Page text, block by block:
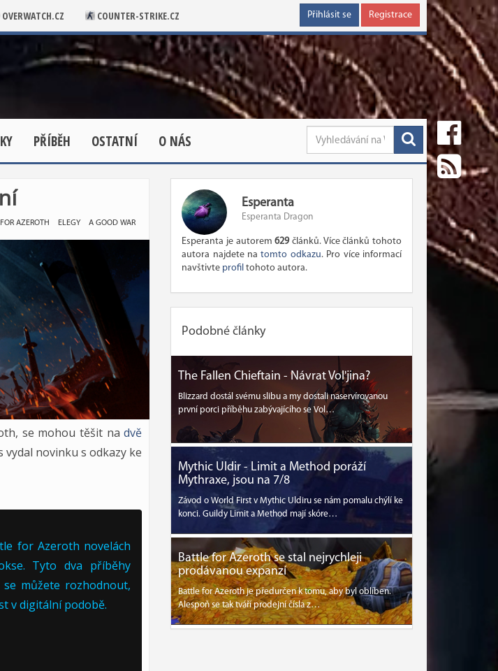
OVERWATCH.CZ COUNTER-STRIKE.CZ Přihlásit se Registrace
PŘÍBĚH OSTATNÍ O NÁS
AZEROTH ELEGY A GOOD WAR
se mohou těšit nadvě
novinku s odkazy ke
for Azeroth novelách
Tyto dva příběhy
můžete rozhodnout,
v digitální podobě.
Esperanta
Esperanta Dragon
Esperanta je autorem629článků. Více článků tohoto
autora najdete natomto odkazu. Pro více informací
navštivte profil tohoto autora.
Podobné články
The Fallen Chieftain - Návrat Vol'jina?
Blizzard dostál svému slibu a my dostali naservírovanou
první porci příběhu zabývajícího se Vol…
Mythic Uldir - Limit a Method poráží
Mythraxe, jsou na 7/8
Závod o World First v Mythic Uldiru se nám pomalu chýlí ke
konci. Guildy Limit a Method mají skóre…
Battle for Azeroth se stal nejrychleji
prodávanou expanzí
Battle for Azeroth je předurčen k tomu, aby byl oblíben.
Alespoň se tak tváří prodejní čísla z…